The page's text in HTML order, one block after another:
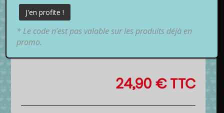
24,90€TTC
* Le code n’est pas valable sur les produits déjà en
promo.